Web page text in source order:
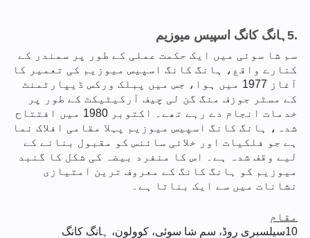
ہانگ کانگ اسپیس میوزیم5.
سم شا سوئی میں ایک حکمت عملی کے طور پر سمندر کے
کنارے واقع، ہانگ کانگ اسپیس میوزیم کی تعمیر کا
آغاز 1977 میں ہوا، جس میں پبلک ورکس ڈیپارٹمنٹ
کے مسٹر جوزف منگ گن لی چیف آرکیٹیکٹ کے طور پر
خدمات انجام دے رہے تھے۔ اکتوبر 1980 میں افتتاح
شدہ، ہانگ کانگ اسپیس میوزیم پہلا مقامی افلاک نما
ہے جو فلکیات اور خلائی سائنس کو مقبول بنانے کے
لیے وقف شدہ ہے۔ اس کا منفرد بیضہ کی شکل کا گنبد
میوزیم کو ہانگ کانگ کے معروف ترین امتیازی
نشانات میں سے ایک بناتا ہے۔
مقام
سیلسبری روڈ، سم شا سوئی، کوولون، ہانگ کانگ10